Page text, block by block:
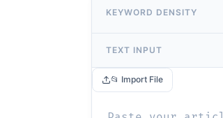
KEYWORD DENSITY
TEXT INPUT
📂 Import File